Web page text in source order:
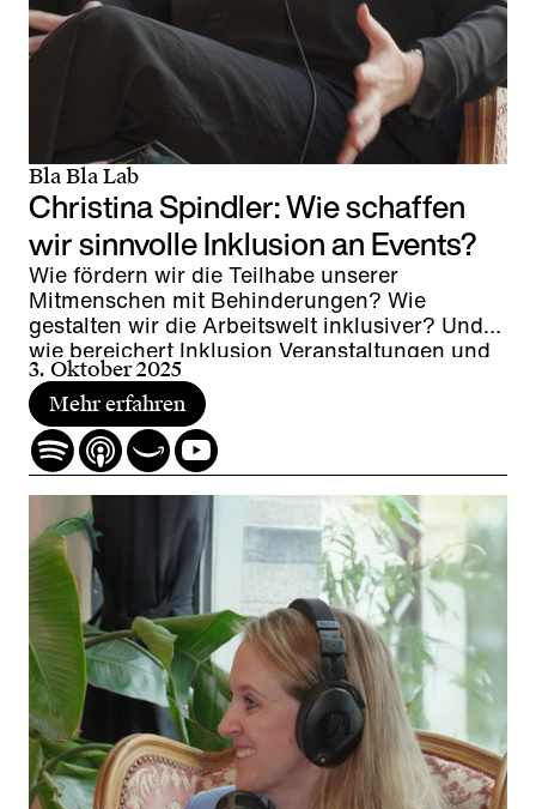
Bla Bla Lab
Christina Spindler: Wie schaffen
wir sinnvolle Inklusion an Events?
Wie fördern wir die Teilhabe unserer
Mitmenschen mit Behinderungen? Wie
gestalten wir die Arbeitswelt inklusiver? Und
wie bereichert Inklusion Veranstaltungen und
Teams?
3. Oktober 2025
Mehr erfahren